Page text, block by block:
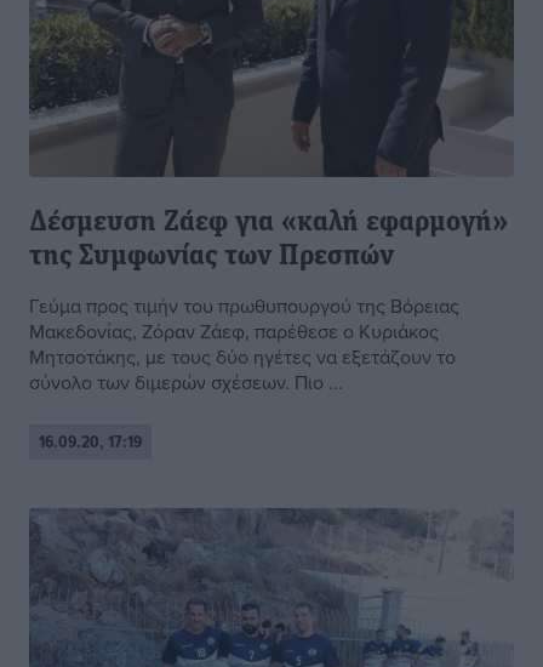
Δέσμευση Ζάεφ για «καλή εφαρμογή»
της Συμφωνίας των Πρεσπών
Γεύμα προς τιμήν του πρωθυπουργού της Βόρειας
Μακεδονίας, Ζόραν Ζάεφ, παρέθεσε ο Κυριάκος
Μητσοτάκης, με τους δύο ηγέτες να εξετάζουν το
σύνολο των διμερών σχέσεων. Πιο ...
16.09.20, 17:19